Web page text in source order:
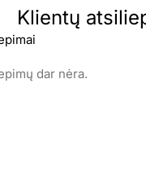
Klientų
dar nėra.